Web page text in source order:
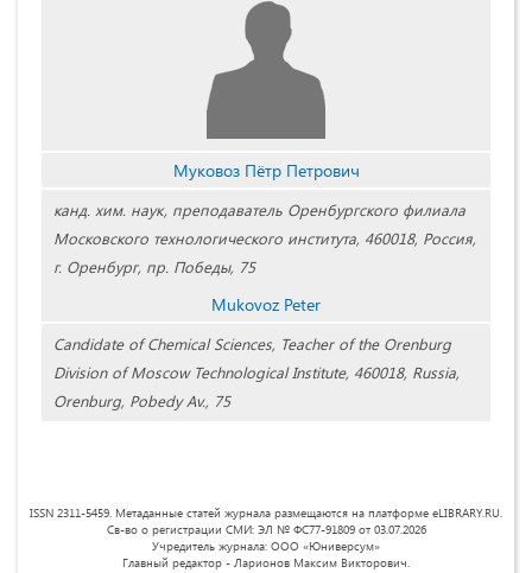
Муковоз Пётр Петрович
канд. хим. наук, преподаватель Оренбургского филиала
Московского технологического института, 460018, Россия,
г. Оренбург, пр. Победы, 75
Mukovoz Peter
Candidate of Chemical Sciences, Teacher of the Orenburg
Division of Moscow Technological Institute, 460018, Russia,
Orenburg, Pobedy Av., 75
ISSN 2311-5459. Метаданные статей журнала размещаются на платформе eLIBRARY.RU.
Св-во о регистрации СМИ: ЭЛ № ФС77-91809 от 03.07.2026
Учредитель журнала: ООО «Юниверсум»
Главный редактор - Ларионов Максим Викторович.